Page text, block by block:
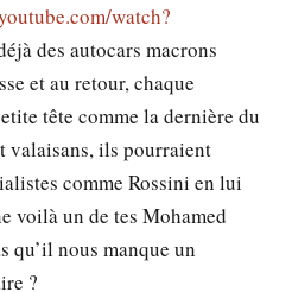
watch?
des autocars macrons
et au retour, chaque
tête comme la dernière du
valaisans, ils pourraient
comme Rossini en lui
voilà un de tes Mohamed
qu’il nous manque un
?